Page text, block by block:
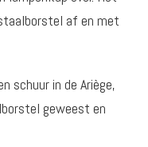
af en met
schuur in de Ariège,
geweest en